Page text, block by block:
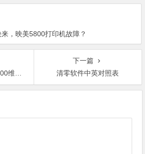
，映美5800打印机故障？
资料
下一篇
清零软件中英对照表